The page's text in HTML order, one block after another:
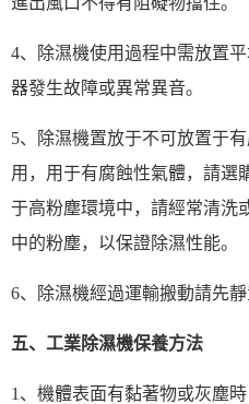
4、除濕機使用過程中需放置
器發生故障或異常異音。
5、除濕機置放于不可放置于
用，用于有腐蝕性氣體，請選
于高粉塵環境中，請經常清洗
中的粉塵，以保證除濕性能。
6、除濕機經過運輸搬動請先靜
五、工業除濕機保養方法
1、機體表面有黏著物或灰塵